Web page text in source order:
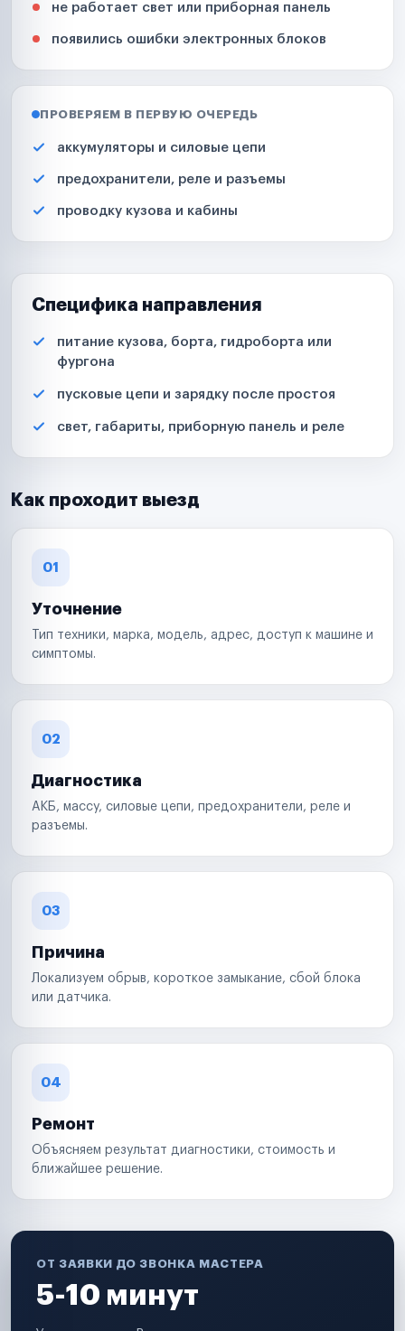
не работает свет или приборная панель
появились ошибки электронных блоков
ПРОВЕРЯЕМ В ПЕРВУЮ ОЧЕРЕДЬ
аккумуляторы и силовые цепи
предохранители, реле и разъемы
проводку кузова и кабины
Специфика направления
питание кузова, борта, гидроборта или
фургона
пусковые цепи и зарядку после простоя
свет, габариты, приборную панель и реле
Как проходит выезд
01
Уточнение
Тип техники, марка, модель, адрес, доступ к машине и
симптомы.
02
Диагностика
АКБ, массу, силовые цепи, предохранители, реле и
разъемы.
03
Причина
Локализуем обрыв, короткое замыкание, сбой блока
или датчика.
04
Ремонт
Объясняем результат диагностики, стоимость и
ближайшее решение.
ОТ ЗАЯВКИ ДО ЗВОНКА МАСТЕРА
5-10 минут